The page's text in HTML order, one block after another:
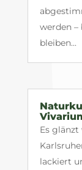
werden –
bleiben...
Es glänzt
lackiert